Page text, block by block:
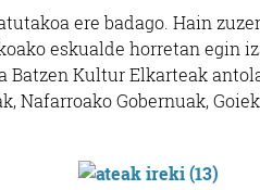
ere badago. Hain
eskualde horretan egin
Batzen Kultur Elkarteak
Nafarroako Gobernuak,